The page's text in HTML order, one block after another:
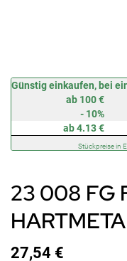
Günstig einkaufen, bei
ab 100 €
- 10%
ab 4.13 €
Stückpreise in
23 008 FG
27,54 €
Zum
Anfang
springen